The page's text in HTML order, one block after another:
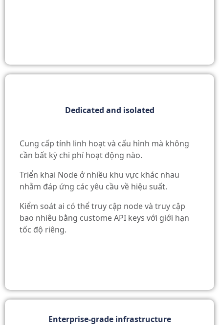
Dedicated and isolated
Cung cấp tính linh hoạt và cấu hình mà không
cần bất kỳ chi phí hoạt động nào.
Triển khai Node ở nhiều khu vực khác nhau
nhằm đáp ứng các yêu cầu về hiệu suất.
Kiểm soát ai có thể truy cập node và truy cập
bao nhiêu bằng custome API keys với giới hạn
tốc độ riêng.
Enterprise-grade infrastructure